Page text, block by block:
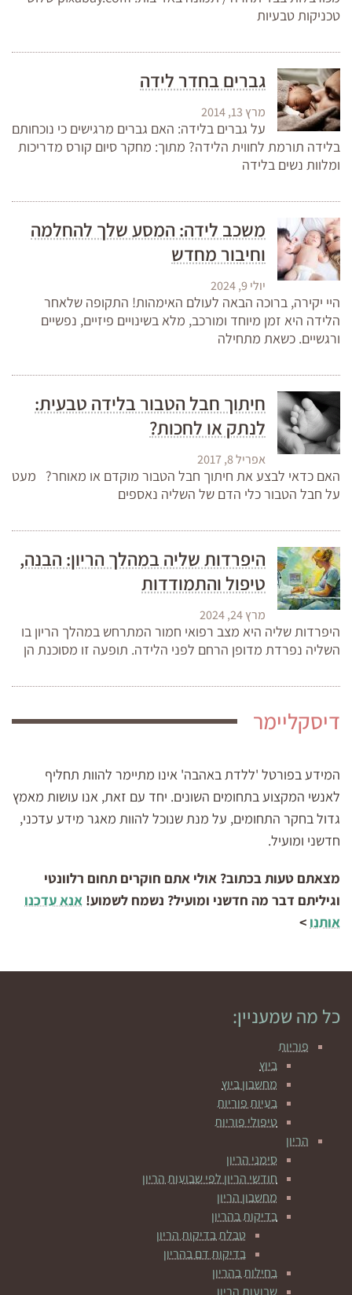
טכניקות טבעיות
גברים בחדר לידה
מרץ 13, 2014
על גברים בלידה: האם גברים מרגישים כי נוכחותם
בלידה תורמת לחווית הלידה? מתוך: מחקר סיום קורס מדריכות
ומלוות נשים בלידה
משכב לידה: המסע שלך להחלמה
וחיבור מחדש
יולי 9, 2024
היי יקירה, ברוכה הבאה לעולם האימהות! התקופה שלאחר
הלידה היא זמן מיוחד ומורכב, מלא בשינויים פיזיים, נפשיים
ורגשיים. כשאת מתחילה
חיתוך חבל הטבור בלידה טבעית:
לנתק או לחכות?
אפריל 8, 2017
האם כדאי לבצע את חיתוך חבל הטבור מוקדם או מאוחר? מעט
על חבל הטבור כלי הדם של השליה נאספים
היפרדות שליה במהלך הריון: הבנה,
טיפול והתמודדות
מרץ 24, 2024
היפרדות שליה היא מצב רפואי חמור המתרחש במהלך הריון בו
השליה נפרדת מדופן הרחם לפני הלידה. תופעה זו מסוכנת הן
דיסקליימר
המידע בפורטל 'ללדת באהבה' אינו מתיימר להוות תחליף
לאנשי המקצוע בתחומים השונים. יחד עם זאת, אנו עושות מאמץ
גדול בחקר התחומים, על מנת שנוכל להוות מאגר מידע עדכני,
חדשני ומועיל.
מצאתם טעות בכתוב? אולי אתם חוקרים תחום רלוונטי
וגיליתם דבר מה חדשני ומועיל? נשמח לשמוע! אנא עדכנו
אותנו >
כל מה שמעניין:
פוריות
ביוץ
מחשבון ביוץ
בעיות פוריות
טיפולי פוריות
הריון
סימני הריון
חודשי הריון לפי שבועות הריון
מחשבון הריון
בדיקות בהריון
טבלת בדיקות הריון
בדיקות דם בהריון
בחילות בהריון
שבועות הריון